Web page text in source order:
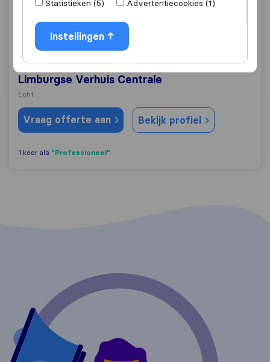
Limburgse Verhuis Centrale
8,6 6
Limburgse Verhuis Centrale
Echt
Vraag offerte aan Bekijk profiel
1 keer als "Professioneel"
Statistieken (5)
Advertentiecookies (1)
Instellingen